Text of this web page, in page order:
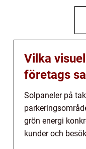
Vilka
företags
Solpaneler på
grön energi
kunder och